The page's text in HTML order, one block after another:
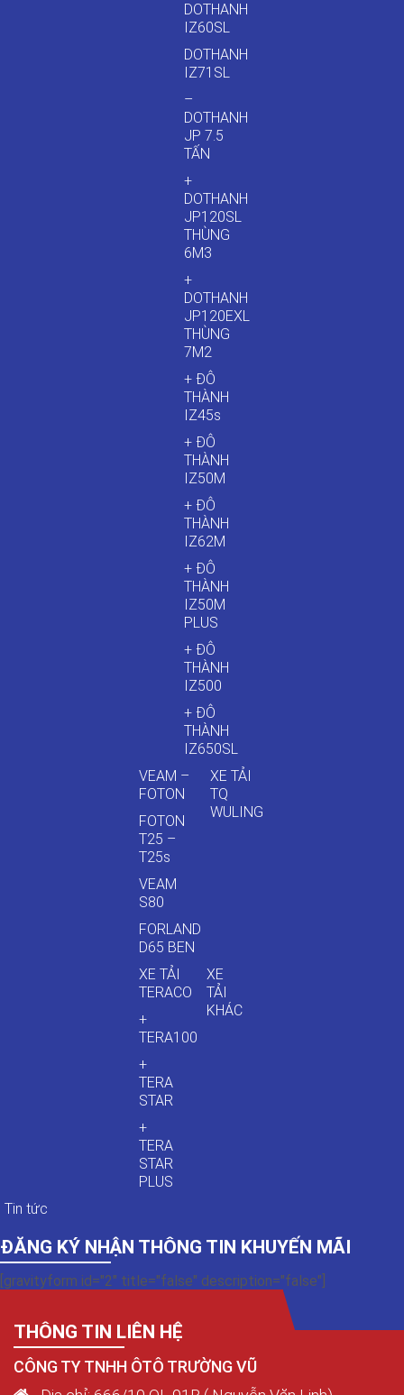
DOTHANH
IZ60SL
DOTHANH
IZ71SL
–
DOTHANH
JP 7.5
TẤN
+
DOTHANH
JP120SL
THÙNG
6M3
+
DOTHANH
JP120EXL
THÙNG
7M2
+ ĐÔ
THÀNH
IZ45s
+ ĐÔ
THÀNH
IZ50M
+ ĐÔ
THÀNH
IZ62M
+ ĐÔ
THÀNH
IZ50M
PLUS
+ ĐÔ
THÀNH
IZ500
+ ĐÔ
THÀNH
IZ650SL
VEAM –
FOTON
FOTON
T25 –
T25s
VEAM
S80
FORLAND
D65 BEN
XE TẢI
TQ
WULING
XE TẢI
TERACO
+
TERA100
+
TERA
STAR
+
TERA
STAR
PLUS
XE
TẢI
KHÁC
Tin tức
ĐĂNG KÝ NHẬN THÔNG TIN KHUYẾN MÃI
[gravityform id="2" title="false" description="false"]
THÔNG TIN LIÊN HỆ
CÔNG TY TNHH ÔTÔ TRƯỜNG VŨ